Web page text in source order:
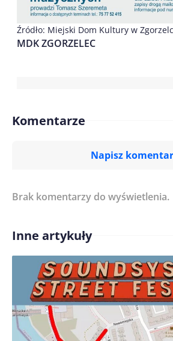
Źródło: Miejski Dom Kultury w
MDK ZGORZELEC
Komentarze
Napisz
Treść komentarza*
Imię/ Nick*
Brak komentarzy do wyświetlenia.
Inne artykuły